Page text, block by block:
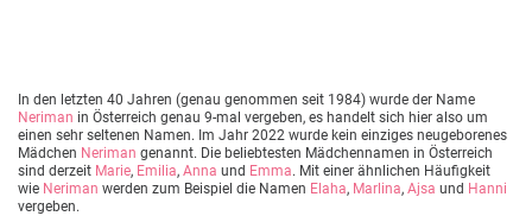
In den letzten 40 Jahren (genau genommen seit 1984) wurde der Name
Neriman in Österreich genau 9-mal vergeben, es handelt sich hier also um
einen sehr seltenen Namen. Im Jahr 2022 wurde kein einziges neugeborenes
Mädchen Neriman genannt. Die beliebtesten Mädchennamen in Österreich
sind derzeit Marie, Emilia, Anna und Emma. Mit einer ähnlichen Häufigkeit
wie Neriman werden zum Beispiel die Namen Elaha, Marlina, Ajsa und Hanni
vergeben.